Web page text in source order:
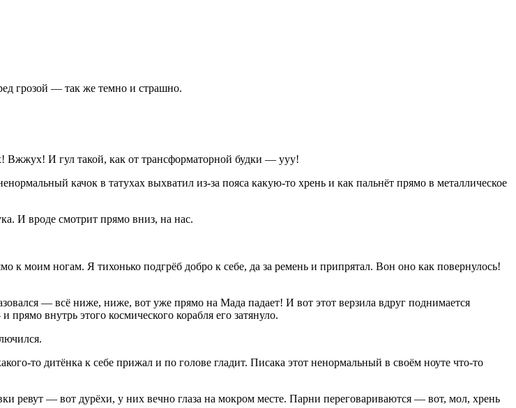
грозой — так же темно и страшно.
И гул такой, как от трансформаторной будки — ууу!
качок в татухах выхватил из-за пояса какую-то хрень и как пальнёт прямо в металлическое
И вроде смотрит прямо вниз, на нас.
к моим ногам. Я тихонько подгрёб добро к себе, да за ремень и припрятал. Вон оно как повернулось!
— всё ниже, ниже, вот уже прямо на Мада падает! И вот этот верзила вдруг поднимается
внутрь этого космического корабля его затянуло.
то дитёнка к себе прижал и по голове гладит. Писака этот ненормальный в своём ноуте что-то
ревут — вот дурёхи, у них вечно глаза на мокром месте. Парни переговариваются — вот, мол, хрень